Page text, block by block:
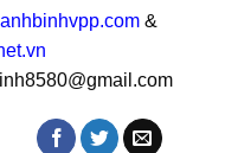
&